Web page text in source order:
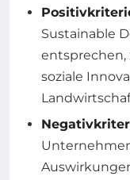
Sustainable
entsprechen,
soziale